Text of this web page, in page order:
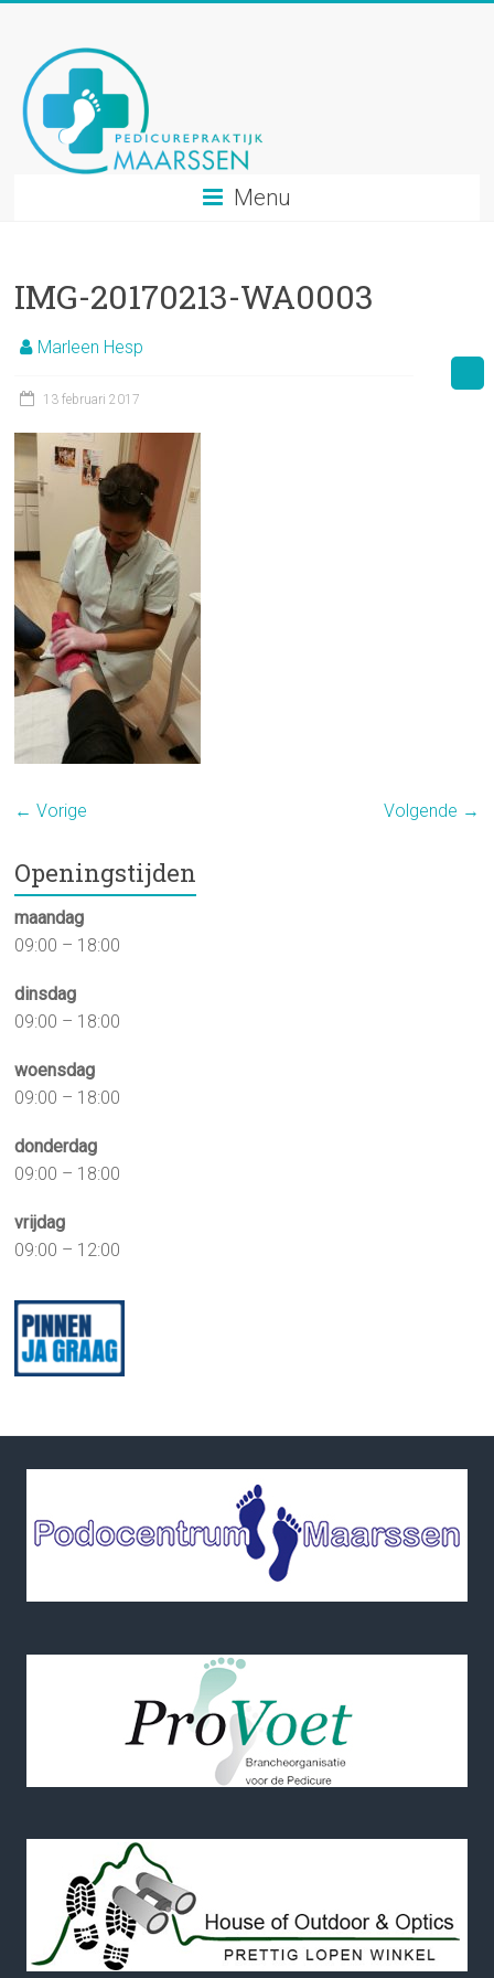
inhoud
Menu
IMG-20170213-WA0003
Marleen Hesp
13 februari 2017
← Vorige Volgende →
Openingstijden
maandag
09:00 – 18:00
dinsdag
09:00 – 18:00
woensdag
09:00 – 18:00
donderdag
09:00 – 18:00
vrijdag
09:00 – 12:00